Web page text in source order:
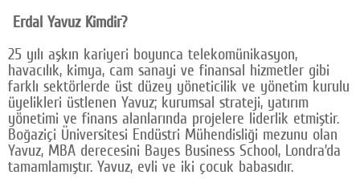
Erdal Yavuz Kimdir?
25 yılı aşkın kariyeri boyunca telekomünikasyon,
havacılık, kimya, cam sanayi ve finansal hizmetler gibi
farklı sektörlerde üst düzey yöneticilik ve yönetim kurulu
üyelikleri üstlenen Yavuz; kurumsal strateji, yatırım
yönetimi ve finans alanlarında projelere liderlik etmiştir.
Boğaziçi Üniversitesi Endüstri Mühendisliği mezunu olan
Yavuz, MBA derecesini Bayes Business School, Londra’da
tamamlamıştır. Yavuz, evli ve iki çocuk babasıdır.